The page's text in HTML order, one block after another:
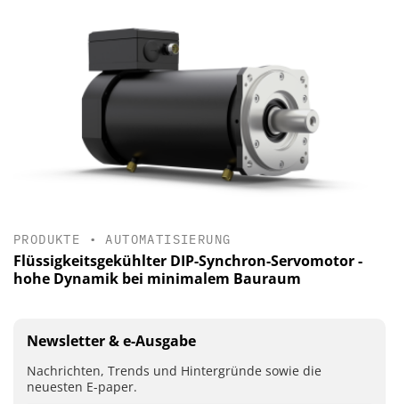
PRODUKTE •AUTOMATISIERUNG
Flüssigkeitsgekühlter DIP-Synchron-Servomotor -
hohe Dynamik bei minimalem Bauraum
Newsletter & e-Ausgabe
Nachrichten, Trends und Hintergründe sowie die
neuesten E-paper.